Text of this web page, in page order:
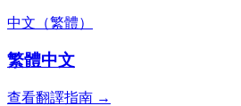
中文（繁體）
繁體中文
查看翻譯指南 →